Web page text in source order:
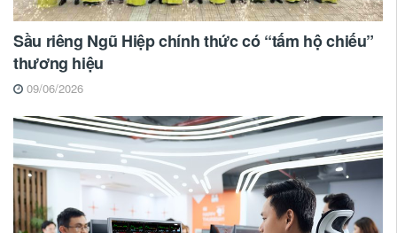
Sầu riêng Ngũ Hiệp chính thức có “tấm hộ chiếu”
thương hiệu
09/06/2026